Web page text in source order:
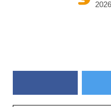
作品一覧から探